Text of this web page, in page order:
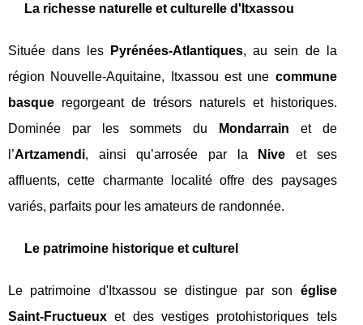
La richesse naturelle et culturelle d'Itxassou
Située dans les Pyrénées-Atlantiques, au sein de la
région Nouvelle-Aquitaine, Itxassou est une commune
basque regorgeant de trésors naturels et historiques.
Dominée par les sommets du
Mondarrain et de
l’Artzamendi, ainsi qu’arrosée par la Nive et ses
affluents, cette charmante localité offre des paysages
variés, parfaits pour les amateurs de randonnée.
Le patrimoine historique et culturel
Le patrimoine d'Itxassou se distingue par son église
Saint-Fructueux et des vestiges protohistoriques tels